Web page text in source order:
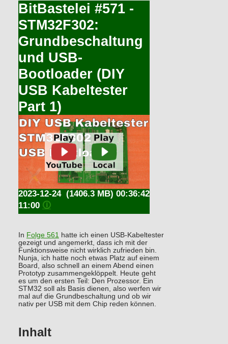
BitBastelei #571 -
STM32F302:
Grundbeschaltung
und USB-
Bootloader (DIY
USB Kabeltester
Part 1)
(1406.3 MB) 00:36:42
2023-12-24
11:00 🛈
In Folge 561hatte ich einen USB-Kabeltester
gezeigt und angemerkt, dass ich mit der
Funktionsweise nicht wirklich zufrieden bin.
Nunja, ich hatte noch etwas Platz auf einem
Board, also schnell an einem Abend einen
Prototyp zusammengeklöppelt. Heute geht
es um den ersten Teil: Den Prozessor. Ein
STM32 soll als Basis dienen, also werfen wir
mal auf die Grundbeschaltung und ob wir
nativ per USB mit dem Chip reden können.
Inhalt